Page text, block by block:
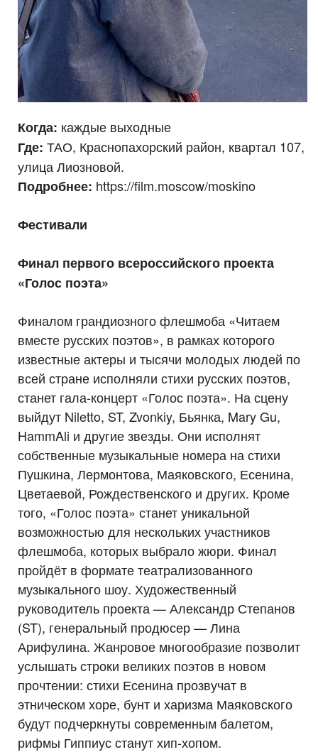
Когда: каждые выходные
Где: ТАО, Краснопахорский район, квартал 107,
улица Лиозновой.
Подробнее: https://film.moscow/moskino
Фестивали
Финал первого всероссийского проекта
«Голос поэта»
Финалом грандиозного флешмоба «Читаем
вместе русских поэтов», в рамках которого
известные актеры и тысячи молодых людей по
всей стране исполняли стихи русских поэтов,
станет гала-концерт «Голос поэта». На сцену
выйдут Niletto, ST, Zvonkiy, Бьянка, Mary Gu,
HammAli и другие звезды. Они исполнят
собственные музыкальные номера на стихи
Пушкина, Лермонтова, Маяковского, Есенина,
Цветаевой, Рождественского и других. Кроме
того, «Голос поэта» станет уникальной
возможностью для нескольких участников
флешмоба, которых выбрало жюри. Финал
пройдёт в формате театрализованного
музыкального шоу. Художественный
руководитель проекта — Александр Степанов
(ST), генеральный продюсер — Лина
Арифулина. Жанровое многообразие позволит
услышать строки великих поэтов в новом
прочтении: стихи Есенина прозвучат в
этническом хоре, бунт и харизма Маяковского
будут подчеркнуты современным балетом,
рифмы Гиппиус станут хип-хопом.